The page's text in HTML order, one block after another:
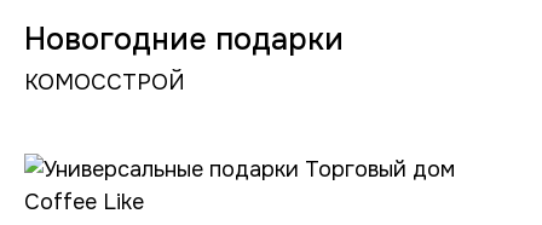
Новогодние подарки
КОМОССТРОЙ